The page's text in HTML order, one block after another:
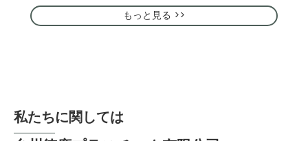
もっと見る >>
私たちに関しては